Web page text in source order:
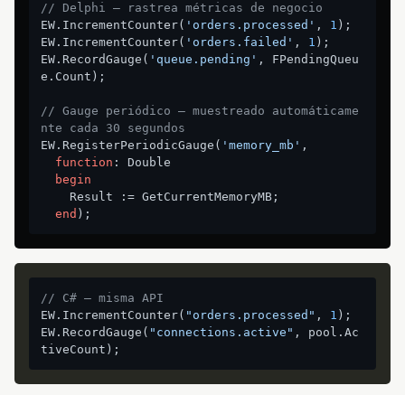
// Delphi — rastrea métricas de negocio
EW.IncrementCounter( 'orders.processed' , 1 );
EW.IncrementCounter( 'orders.failed' , 1 );
EW.RecordGauge( 'queue.pending' , FPendingQueu
e.Count);
// Gauge periódico — muestreado automáticame
nte cada 30 segundos
EW.RegisterPeriodicGauge( 'memory_mb' ,
function :
Double
begin
end
// C# — misma API
EW.IncrementCounter( "orders.processed" , 1 );
EW.RecordGauge( "connections.active" , pool.Ac